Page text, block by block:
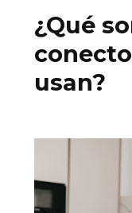
¿Qué
usan?